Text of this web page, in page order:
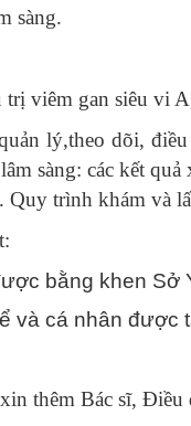
sàng.
gan siêu vi A,
dõi, điều
sàng: các kết
Quy trình khám và
khen Sở Y
nhân được
thêm Bác sĩ, Điều